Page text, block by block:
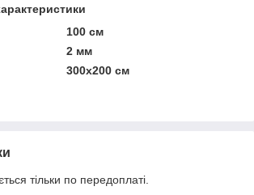
100 см
2 мм
300х200 см
тільки по передоплаті.